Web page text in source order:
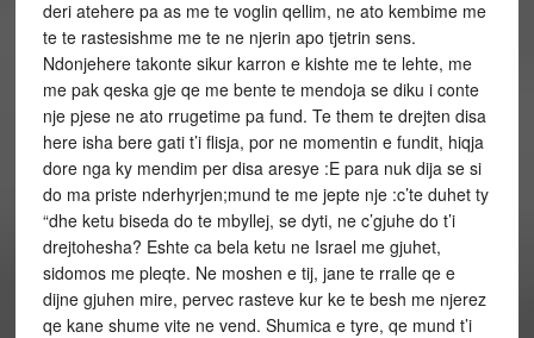
deri atehere pa as me te voglin qellim, ne ato kembime me
te te rastesishme me te ne njerin apo tjetrin sens.
Ndonjehere takonte sikur karron e kishte me te lehte, me
me pak qeska gje qe me bente te mendoja se diku i conte
nje pjese ne ato rrugetime pa fund. Te them te drejten disa
here isha bere gati t’i flisja, por ne momentin e fundit, hiqja
dore nga ky mendim per disa aresye :E para nuk dija se si
do ma priste nderhyrjen;mund te me jepte nje :c’te duhet ty
“dhe ketu biseda do te mbyllej, se dyti, ne c’gjuhe do t’i
drejtohesha? Eshte ca bela ketu ne Israel me gjuhet,
sidomos me pleqte. Ne moshen e tij, jane te rralle qe e
dijne gjuhen mire, pervec rasteve kur ke te besh me njerez
qe kane shume vite ne vend. Shumica e tyre, qe mund t’i